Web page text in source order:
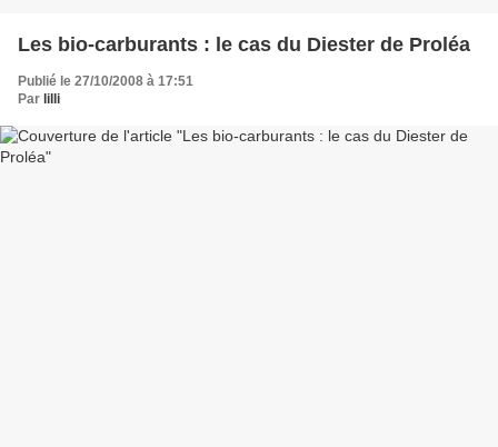
Les bio-carburants : le cas du Diester de Proléa
Publié le 27/10/2008 à 17:51
Par lilli